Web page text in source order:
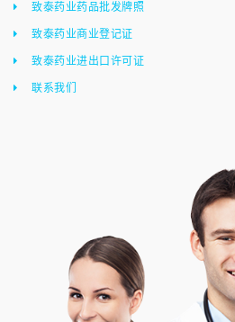
致泰药业药品批发牌照
致泰药业商业登记证
致泰药业进出口许可证
联系我们